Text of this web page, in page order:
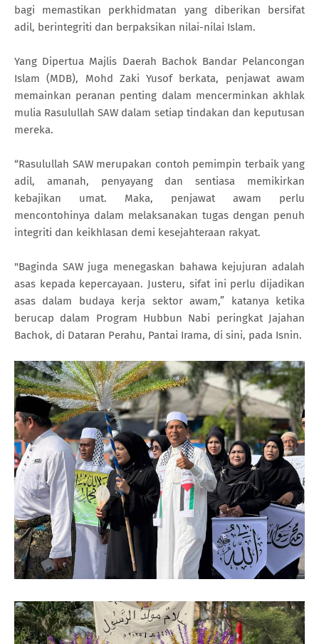
bagi memastikan perkhidmatan yang diberikan bersifat
adil, berintegriti dan berpaksikan nilai-nilai Islam.
Yang Dipertua Majlis Daerah Bachok Bandar Pelancongan
Islam (MDB), Mohd Zaki Yusof berkata, penjawat awam
memainkan peranan penting dalam mencerminkan akhlak
mulia Rasulullah SAW dalam setiap tindakan dan keputusan
mereka.
“Rasulullah SAW merupakan contoh pemimpin terbaik yang
adil, amanah, penyayang dan sentiasa memikirkan
kebajikan umat. Maka, penjawat awam perlu
mencontohinya dalam melaksanakan tugas dengan penuh
integriti dan keikhlasan demi kesejahteraan rakyat.
"Baginda SAW juga menegaskan bahawa kejujuran adalah
asas kepada kepercayaan. Justeru, sifat ini perlu dijadikan
asas dalam budaya kerja sektor awam,” katanya ketika
berucap dalam Program Hubbun Nabi peringkat Jajahan
Bachok, di Dataran Perahu, Pantai Irama, di sini, pada Isnin.